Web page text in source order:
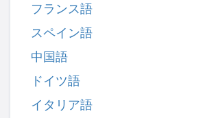
フランス語
スペイン語
中国語
ドイツ語
イタリア語